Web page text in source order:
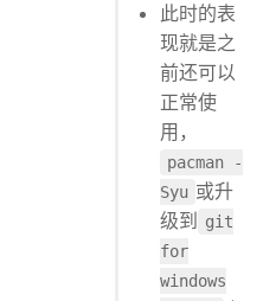
此时的表
现就是之
前还可以
正常使
用，
pacman -
Syu 或升
级到
git
for
windows